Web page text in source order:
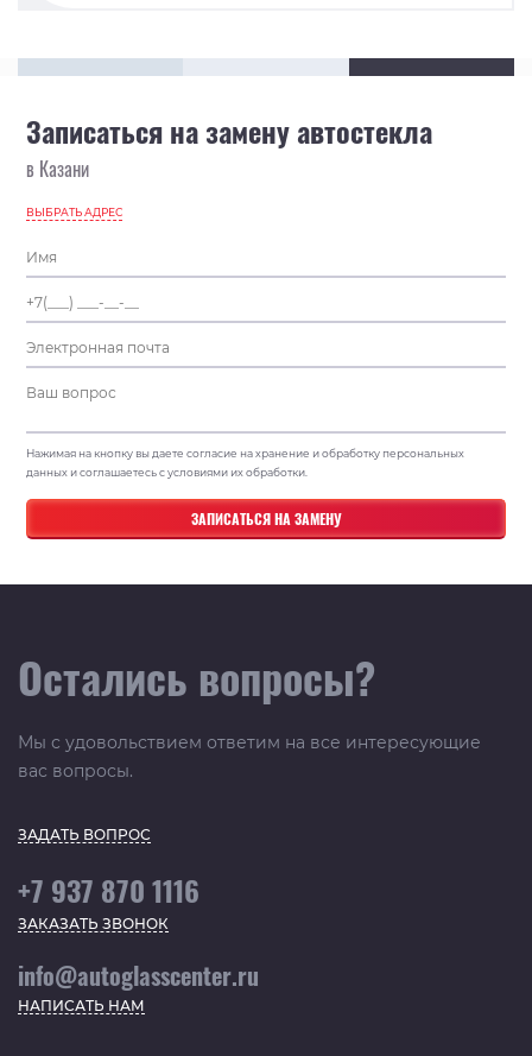
Записаться на замену автостекла
в Казани
ВЫБРАТЬ АДРЕС
Нажимая на кнопку вы даете согласие на хранение и обработку персональных
данных и соглашаетесь с условиями их обработки.
Остались вопросы?
Мы с удовольствием ответим на все интересующие
вас вопросы.
ЗАДАТЬ ВОПРОС
+7 937 870 1116
ЗАКАЗАТЬ ЗВОНОК
info@autoglasscenter.ru
НАПИСАТЬ НАМ